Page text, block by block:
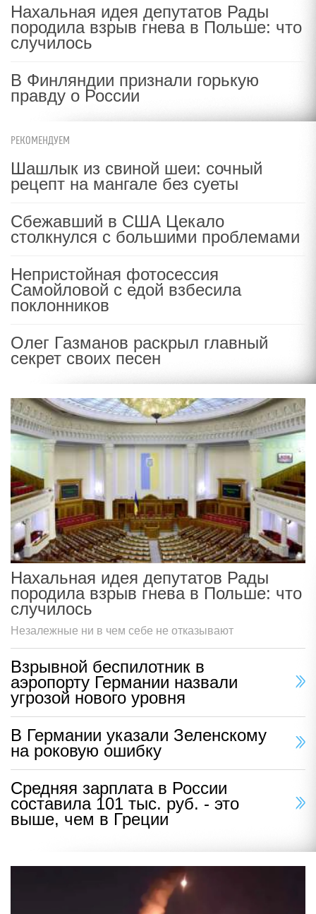
Нахальная идея депутатов Рады
породила взрыв гнева в Польше: что
случилось
В Финляндии признали горькую
правду о России
РЕКОМЕНДУЕМ
Шашлык из свиной шеи: сочный
рецепт на мангале без суеты
Сбежавший в США Цекало
столкнулся с большими проблемами
Непристойная фотосессия
Самойловой с едой взбесила
поклонников
Олег Газманов раскрыл главный
секрет своих песен
Нахальная идея депутатов Рады
породила взрыв гнева в Польше: что
случилось
Незалежные ни в чем себе не отказывают
Взрывной беспилотник в
аэропорту Германии назвали
угрозой нового уровня
В Германии указали Зеленскому
на роковую ошибку
Средняя зарплата в России
составила 101 тыс. руб. - это
выше, чем в Греции